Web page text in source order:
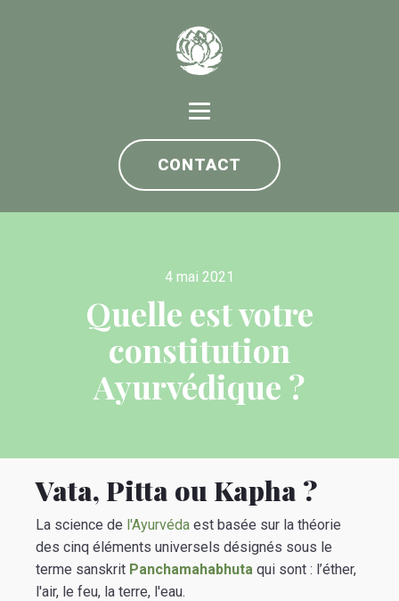
CONTACT
4 mai 2021
Quelle est votre
constitution
Ayurvédique ?
Vata, Pitta ou Kapha ?
La science de l'Ayurvéda est basée sur la théorie
des cinq éléments universels désignés sous le
terme sanskrit Panchamahabhuta qui sont : l’éther,
l'air, le feu, la terre, l'eau.